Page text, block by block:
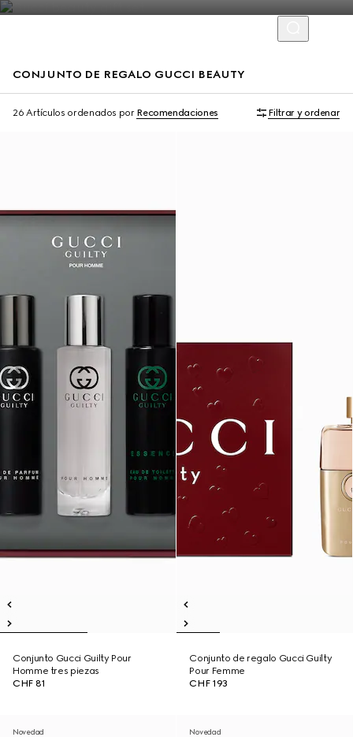
CONJUNTO DE REGALO GUCCI BEAUTY
26 Artículos ordenados por Recomendaciones Filtrar y ordenar
Novedad
Conjunto Gucci Guilty Pour
Homme tres piezas
CHF 81
Novedad
Conjunto de regalo Gucci Guilty
Pour Femme
CHF 193
Novedad Novedad